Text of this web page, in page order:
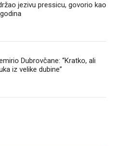
jezivu pressicu, govorio kao
Dubrovčane: “Kratko, ali
iz velike dubine”